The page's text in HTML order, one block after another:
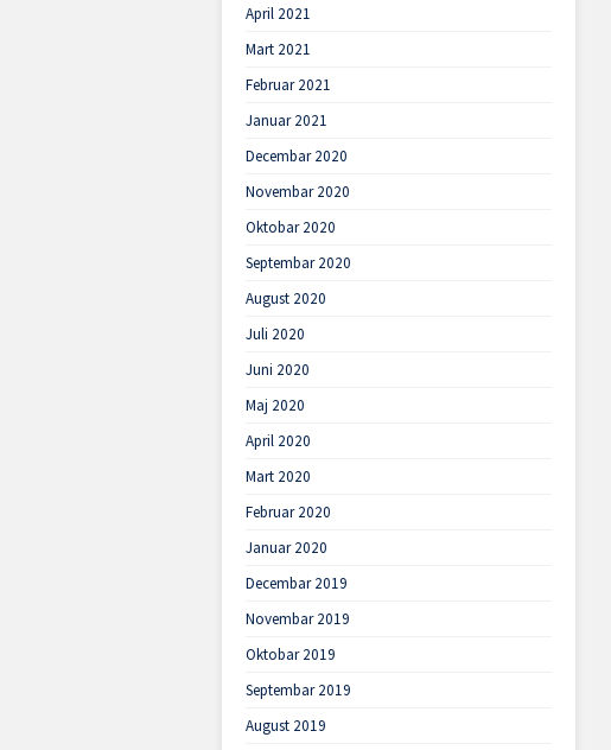
April 2021
Mart 2021
Februar 2021
Januar 2021
Decembar 2020
Novembar 2020
Oktobar 2020
Septembar 2020
August 2020
Juli 2020
Juni 2020
Maj 2020
April 2020
Mart 2020
Februar 2020
Januar 2020
Decembar 2019
Novembar 2019
Oktobar 2019
Septembar 2019
August 2019